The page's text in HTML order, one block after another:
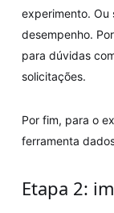
experimento. Ou
desempenho.
para dúvidas
solicitações.
Por fim, para o
ferramenta
Etapa 2: